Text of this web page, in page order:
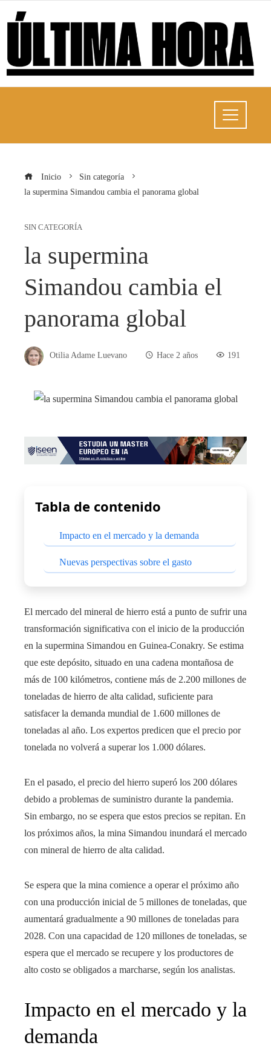
Inicio
Sin categoría
la supermina Simandou cambia el panorama global
SIN CATEGORÍA
la supermina
Simandou cambia el
panorama global
Otilia Adame Luevano Hace 2 años 191
Tabla de contenido
Impacto en el mercado y la demanda
Nuevas perspectivas sobre el gasto
El mercado del mineral de hierro está a punto de sufrir una
transformación significativa con el inicio de la producción
en la supermina Simandou en Guinea-Conakry. Se estima
que este depósito, situado en una cadena montañosa de
más de 100 kilómetros, contiene más de 2.200 millones de
toneladas de hierro de alta calidad, suficiente para
satisfacer la demanda mundial de 1.600 millones de
toneladas al año. Los expertos predicen que el precio por
tonelada no volverá a superar los 1.000 dólares.
En el pasado, el precio del hierro superó los 200 dólares
debido a problemas de suministro durante la pandemia.
Sin embargo, no se espera que estos precios se repitan. En
los próximos años, la mina Simandou inundará el mercado
con mineral de hierro de alta calidad.
Se espera que la mina comience a operar el próximo año
con una producción inicial de 5 millones de toneladas, que
aumentará gradualmente a 90 millones de toneladas para
2028. Con una capacidad de 120 millones de toneladas, se
espera que el mercado se recupere y los productores de
alto costo se obligados a marcharse, según los analistas.
Impacto en el mercado y la
demanda